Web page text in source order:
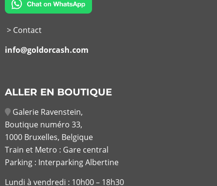
> Contact
info@goldorcash.com
ALLER EN BOUTIQUE
Galerie Ravenstein,
Boutique numéro 33,
1000 Bruxelles, Belgique
Train et Metro : Gare central
Parking : Interparking Albertine
Lundi à vendredi : 10h00 – 18h30